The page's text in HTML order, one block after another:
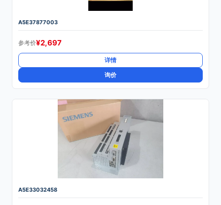
A5E37877003
参考价¥2,697
详情
询价
A5E33032458